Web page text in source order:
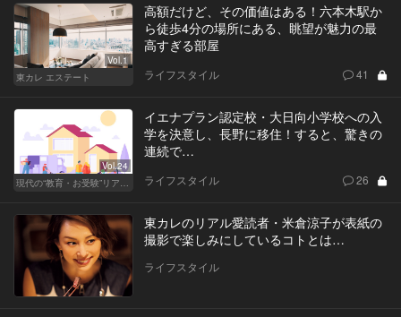
Vol.1
東カレ エステート
高額だけど、その価値はある！六本木駅か
ら徒歩4分の場所にある、眺望が魅力の最
高すぎる部屋
ライフスタイル 41
Vol.24
イエナプラン認定校・大日向小学校への入
学を決意し、長野に移住！すると、驚きの
連続で…
ライフスタイル 26
東カレのリアル愛読者・米倉涼子が表紙の
撮影で楽しみにしているコトとは…
ライフスタイル